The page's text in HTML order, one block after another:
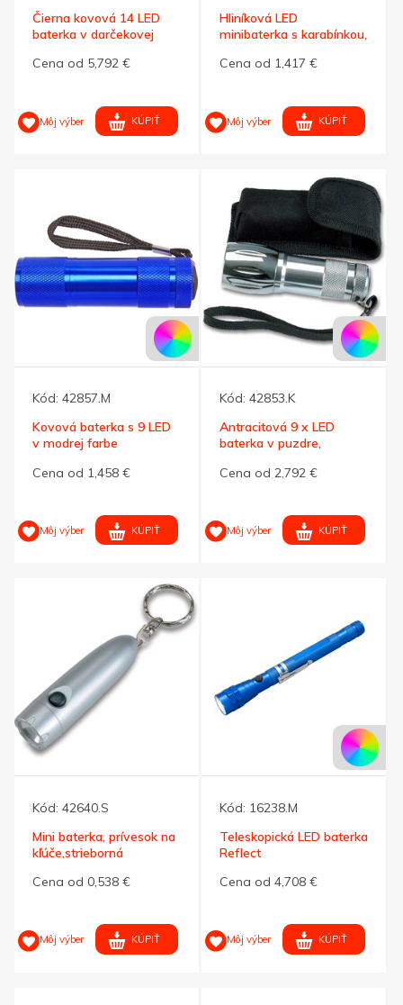
Čierna kovová 14 LED
baterka v darčekovej
Cena od 5,792 €
Môj výber KÚPIŤ
Hliníková LED
minibaterka s karabínkou,
Cena od 1,417 €
Môj výber KÚPIŤ
Kód: 42857.M
Kovová baterka s 9 LED
v modrej farbe
Cena od 1,458 €
Môj výber KÚPIŤ
Kód: 42853.K
Antracitová 9 x LED
baterka v puzdre,
Cena od 2,792 €
Môj výber KÚPIŤ
Kód: 42640.S
Mini baterka, prívesok na
kľúče,strieborná
Cena od 0,538 €
Môj výber KÚPIŤ
Kód: 16238.M
Teleskopická LED baterka
Reflect
Cena od 4,708 €
Môj výber KÚPIŤ